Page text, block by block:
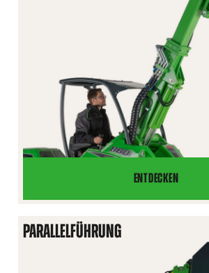
ENTDECKEN
PARALLELFÜHRUNG